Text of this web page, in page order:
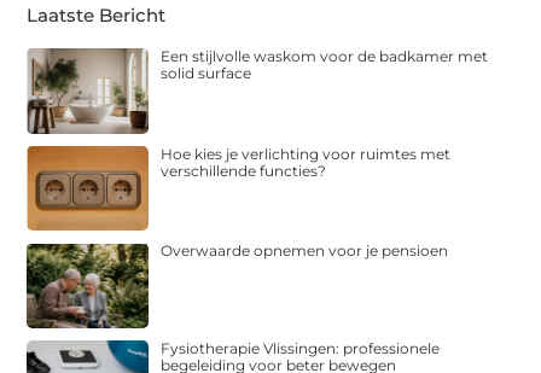
Laatste Bericht
Een stijlvolle waskom voor de badkamer met
solid surface
Hoe kies je verlichting voor ruimtes met
verschillende functies?
Overwaarde opnemen voor je pensioen
Fysiotherapie Vlissingen: professionele
begeleiding voor beter bewegen